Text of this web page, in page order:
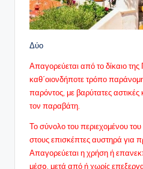
Δύο
Απαγορεύεται από το δίκαιο της
καθ΄οιονδήποτε τρόπο
παρόντος, με βαρύτατες αστικές
τον παραβάτη.
Το σύνολο του περιεχομένου
στους επισκέπτες αυστηρά για
Απαγορεύεται η χρήση ή
μέσo, μετά από ή χωρίς